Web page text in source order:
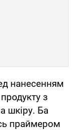
нанесенням
з
шкіру. Ба
праймером